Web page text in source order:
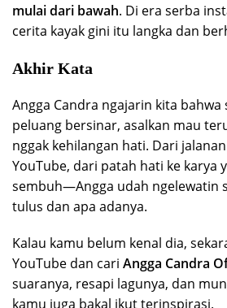
mulai dari bawah. Di era serba
cerita kayak gini itu langka dan
Akhir Kata
Angga Candra ngajarin kita
peluang bersinar, asalkan mau
nggak kehilangan hati. Dari
YouTube, dari patah hati ke karya
sembuh—Angga udah ngelewatin
tulus dan apa adanya.
Kalau kamu belum kenal dia,
YouTube dan cari Angga Candra
suaranya, resapi lagunya, dan
kamu juga bakal ikut terinspirasi.